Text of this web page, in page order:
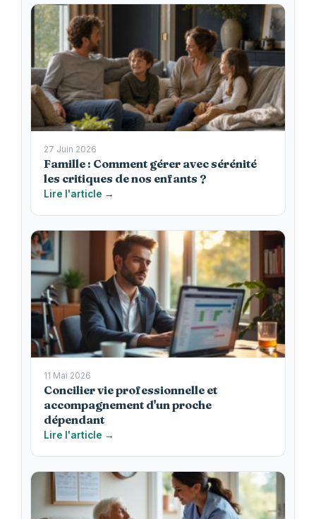
27 Juin 2026
Famille : Comment gérer avec sérénité
les critiques de nos enfants ?
Lire l'article →
11 Mai 2026
Concilier vie professionnelle et
accompagnement d'un proche
dépendant
Lire l'article →